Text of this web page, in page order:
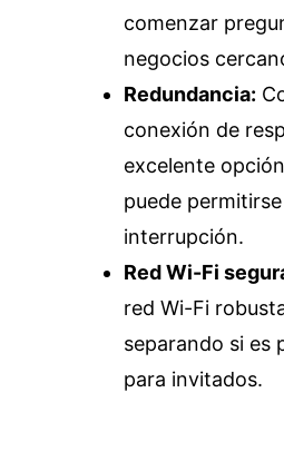
comenzar
negocios
Redundancia:
conexión de
excelente
puede
interrupción.
Red Wi-Fi
red Wi-Fi
separando si es
para invitados.